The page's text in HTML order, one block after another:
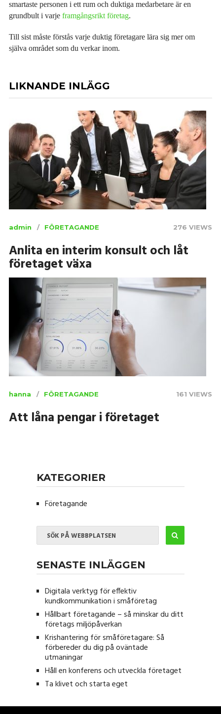
smartaste personen i ett rum och duktiga medarbetare är en
grundbult i varje framgångsrikt företag.
Till sist måste förstås varje duktig företagare lära sig mer om
själva området som du verkar inom.
LIKNANDE INLÄGG
admin FÖRETAGANDE 276 VIEWS
Anlita en interim konsult och låt
företaget växa
hanna FÖRETAGANDE 161 VIEWS
Att låna pengar i företaget
KATEGORIER
Företagande
SENASTE INLÄGGEN
Digitala verktyg för effektiv
kundkommunikation i småföretag
Hållbart företagande – så minskar du ditt
företags miljöpåverkan
Krishantering för småföretagare: Så
förbereder du dig på oväntade
utmaningar
Håll en konferens och utveckla företaget
Ta klivet och starta eget